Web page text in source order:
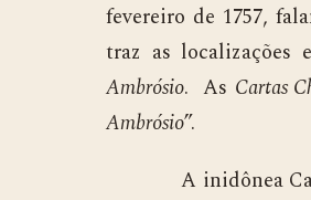
fevereiro de 1757,
traz as
Ambrósio. As Cartas
Ambrósio”.
A inidônea Carta